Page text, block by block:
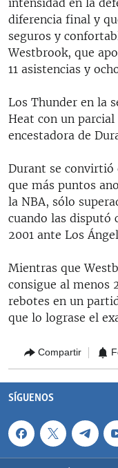
diferencia final y
seguros y
Westbrook, que
11 asistencias y
Los Thunder en la
Heat con un
encestadora de
Durant se convirtió
que más puntos
la NBA, sólo
cuando las disputó
2001 ante Los
Mientras que
consigue al menos
rebotes en un
que lo lograse el
Compartir
SÍGUENOS